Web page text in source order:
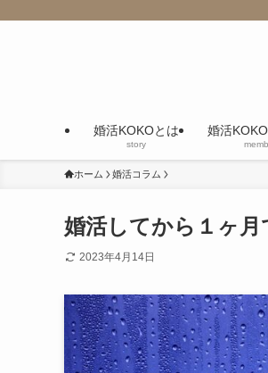
婚活KOKOとは
story
婚活
ホーム 婚活コラム
婚活してから１ヶ
2023年4月14日